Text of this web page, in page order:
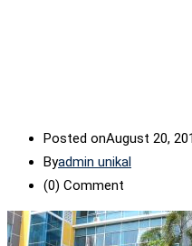
Posted onAugust 20,
Byadmin unikal
(0) Comment